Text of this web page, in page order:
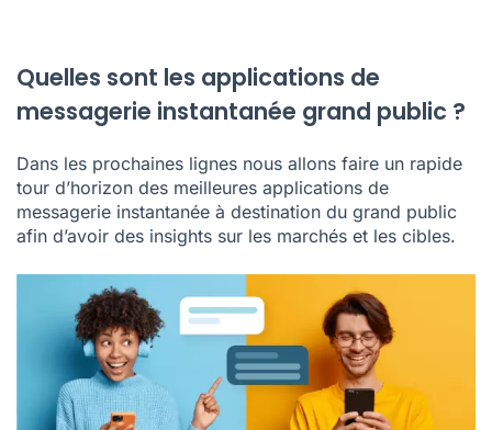
Quelles sont les applications de
messagerie instantanée grand public ?
Dans les prochaines lignes nous allons faire un rapide
tour d’horizon des meilleures applications de
messagerie instantanée à destination du grand public
afin d’avoir des insights sur les marchés et les cibles.